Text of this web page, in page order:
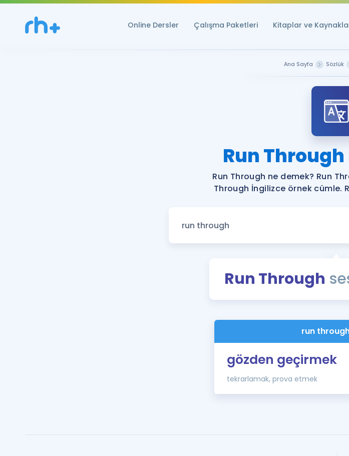
Online Dersler Çalışma Paketleri Kitaplar ve
Ana Sayfa Sözlük
Run Through
Run Through ne demek? Run
Through İngilizce örnek cümle.
Run Through
run
gözden geçirmek
tekrarlamak, prova etmek